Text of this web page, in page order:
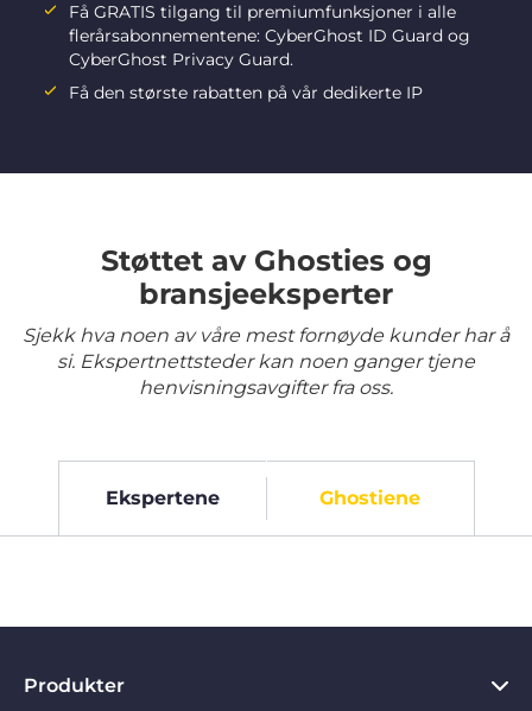
Få GRATIS tilgang til premiumfunksjoner i alle
flerårsabonnementene: CyberGhost ID Guard og
CyberGhost Privacy Guard.
Få den største rabatten på vår dedikerte IP
Støttet av Ghosties og
bransjeeksperter
Sjekk hva noen av våre mest fornøyde kunder har å
si. Ekspertnettsteder kan noen ganger tjene
henvisningsavgifter fra oss.
Ekspertene Ghostiene
Produkter